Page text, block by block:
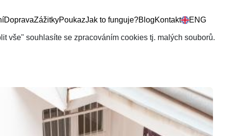
DopravaZážitkyPoukazJak to funguje?BlogKontakt ENG
vše" souhlasíte se zpracováním cookies tj. malých souborů.